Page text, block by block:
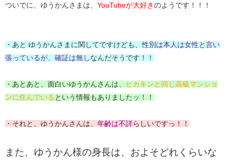
ついでに、ゆうかんさまは、 YouTubeが大好き のようです！！！
・あと ゆうかんさまに関してですけども、性別は本人は女性と言い
張っているが、確証は無し なんだそうです！！
・あとあと、面白いゆうかんさんは、
ヒカキンと同じ高級マンショ
ンに住んでいる という情報もありましたッ！！
・それと、ゆうかんさんは、 年齢は不詳らしいですっ！！
また、ゆうかん様の身長は、およそどれくらいな